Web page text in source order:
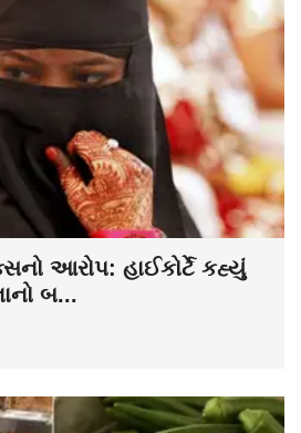
આરોપ: હાઈકોર્ટે કહ્યું
બ...